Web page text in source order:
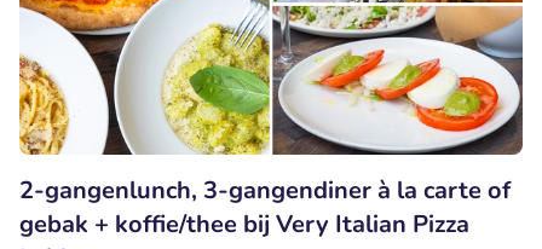
2-gangenlunch, 3-gangendiner à la carte of
gebak + koffie/thee bij Very Italian Pizza